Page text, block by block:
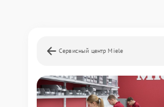
Сервисный центр Miele